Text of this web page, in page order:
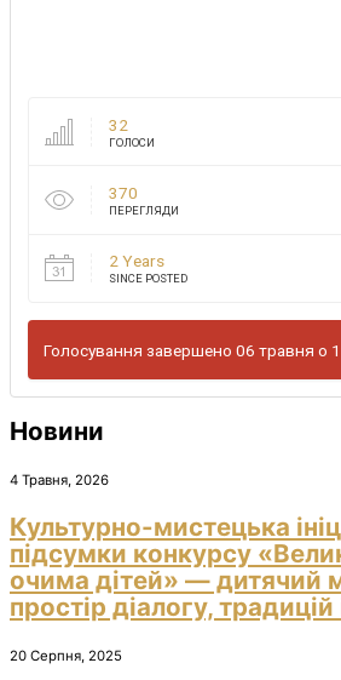
32
ГОЛОСИ
370
ПЕРЕГЛЯДИ
2 Years
SINCE POSTED
Голосування завершено 06 травня о
Новини
4 Травня, 2026
Культурно-мистецька
підсумки конкурсу
очима дітей» — дитячий
простір діалогу,
20 Серпня, 2025